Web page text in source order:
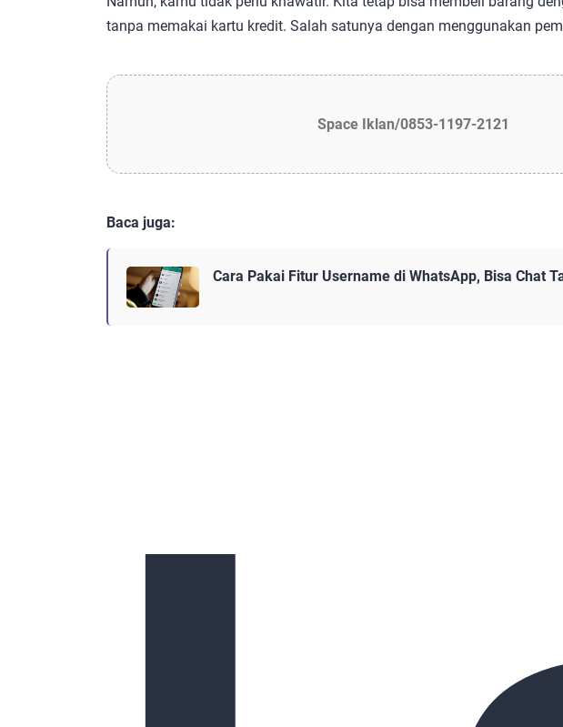
tanpa memakai kartu kredit. Salah satunya dengan menggunakan
Space Iklan/0853-1197-2121
Baca juga:
Cara Pakai Fitur Username di WhatsApp, Bisa Chat